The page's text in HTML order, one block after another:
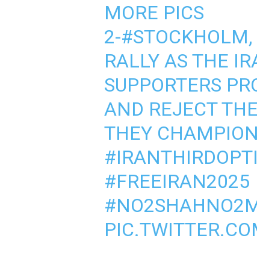
MORE PICS
2-#STOCKHOLM
RALLY AS THE
SUPPORTERS
AND REJECT
THEY CHAMPION
#FREEIRAN2025